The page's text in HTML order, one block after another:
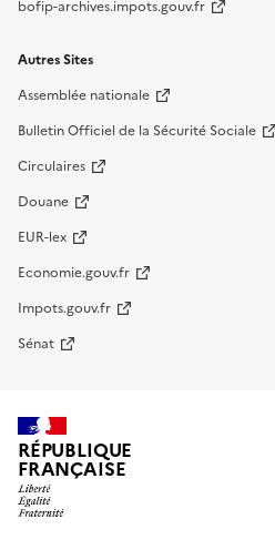
bofip-archives.impots.gouv.fr
Autres Sites
Assemblée nationale
Bulletin Officiel de la Sécurité Sociale
Circulaires
Douane
EUR-lex
Economie.gouv.fr
Impots.gouv.fr
Sénat
RÉPUBLIQUE
FRANÇAISE